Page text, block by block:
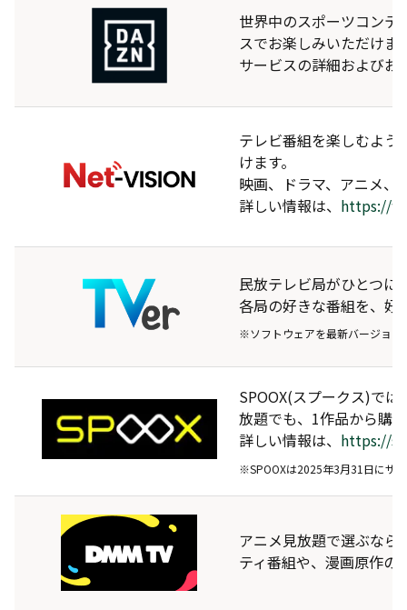
世界中のスポーツコンテ
スでお楽しみいただけま
サービスの詳細およびお
テレビ番組を楽しむよう
けます。
映画、ドラマ、アニメ、
詳しい情報は、 https://
民放テレビ局がひとつに
各局の好きな番組を、好
※ソフトウェアを最新バージョン
SPOOX(スプークス)で
放題でも、1作品から購
詳しい情報は、 https://
※SPOOXは2025年3月31日にサ
アニメ見放題で選ぶなら
ティ番組や、漫画原作の